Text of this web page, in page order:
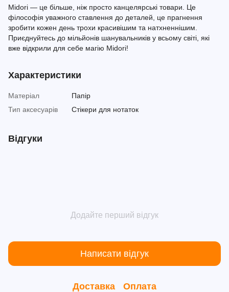
Midori — це більше, ніж просто канцелярські товари. Це
філософія уважного ставлення до деталей, це прагнення
зробити кожен день трохи красивішим та натхненнішим.
Приєднуйтесь до мільйонів шанувальників у всьому світі, які
вже відкрили для себе магію Midori!
Характеристики
Матеріал
Папір
Тип аксесуарів
Стікери для нотаток
Відгуки
Додайте перший відгук
Написати відгук
Доставка Оплата